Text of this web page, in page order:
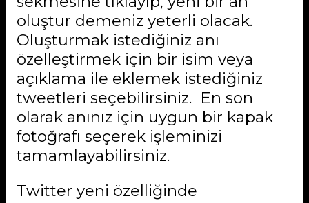
oluştur demeniz yeterli olacak.
Oluşturmak istediğiniz anı
özelleştirmek için bir isim veya
açıklama ile eklemek istediğiniz
tweetleri seçebilirsiniz. En son
olarak anınız için uygun bir kapak
fotoğrafı seçerek işleminizi
tamamlayabilirsiniz.
Twitter yeni özelliğinde